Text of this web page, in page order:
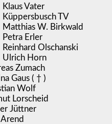
Klaus Vater
Küppersbusch TV
Matthias W. Birkwald
Petra Erler
Reinhard Olschanski
Ulrich Horn
Zumach
Gaus ( † )
Wolf
Lorscheid
Jüttner
Arend